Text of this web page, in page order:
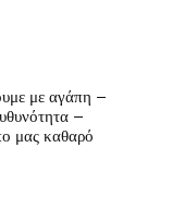
με αγάπη –
–
μας καθαρό